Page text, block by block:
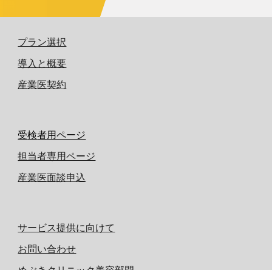
プラン選択
導入と概要
産業医契約
受検者用ページ
担当者専用ページ
産業医面談申込
サービス提供に向けて
お問い合わせ